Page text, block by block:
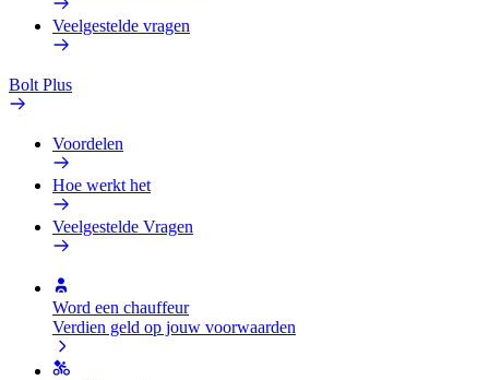
Veelgestelde vragen
Bolt Plus
Voordelen
Hoe werkt het
Veelgestelde Vragen
Word een chauffeur
Verdien geld op jouw voorwaarden